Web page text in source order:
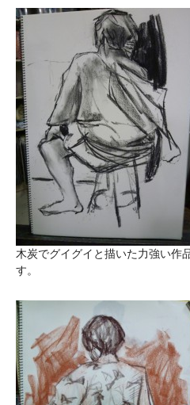
木炭でグイグイと描いた力強い作
す。